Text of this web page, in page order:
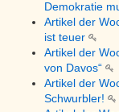
Demokratie
Artikel der
ist teuer
Artikel der
von Davos“
Artikel der
Schwurbler!